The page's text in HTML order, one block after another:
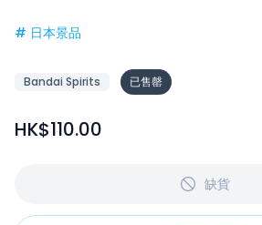
# 日本景品
Bandai Spirits 已售罄
HK$110.00
缺貨